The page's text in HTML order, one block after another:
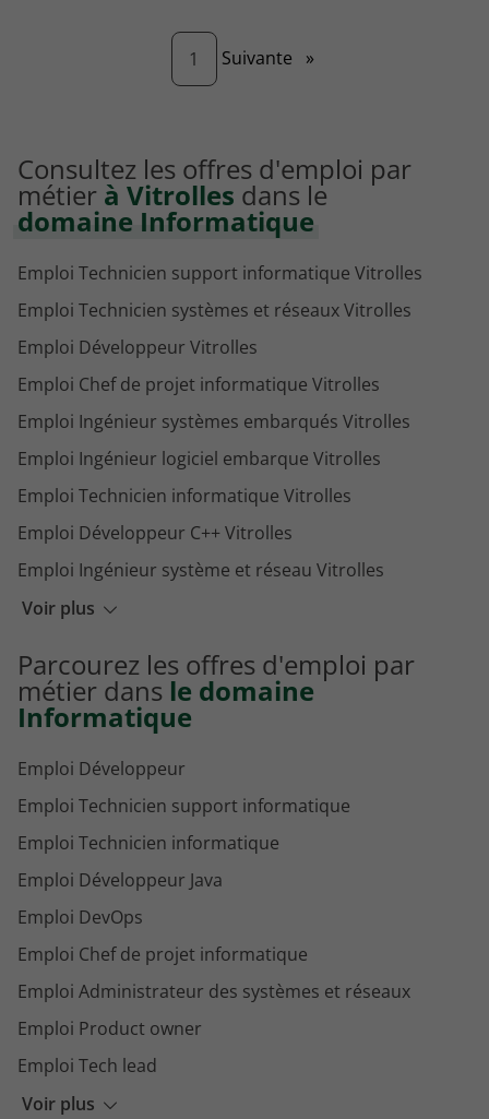
1 Page
Suivante »
Consultez les offres d'emploi par
métier à Vitrolles dans le
domaine Informatique
Voir plus
Emploi Technicien support informatique Vitrolles
Emploi Technicien systèmes et réseaux Vitrolles
Emploi Développeur Vitrolles
Emploi Chef de projet informatique Vitrolles
Emploi Ingénieur systèmes embarqués Vitrolles
Emploi Ingénieur logiciel embarque Vitrolles
Emploi Technicien informatique Vitrolles
Emploi Développeur C++ Vitrolles
Emploi Ingénieur système et réseau Vitrolles
Emploi Tech lead Vitrolles
Emploi Full stack developer Vitrolles
Parcourez les offres d'emploi par
métier dans le domaine
Informatique
Voir plus
Emploi Développeur
Emploi Technicien support informatique
Emploi Technicien informatique
Emploi Développeur Java
Emploi DevOps
Emploi Chef de projet informatique
Emploi Administrateur des systèmes et réseaux
Emploi Product owner
Emploi Tech lead
Emploi Technicien systèmes et réseaux